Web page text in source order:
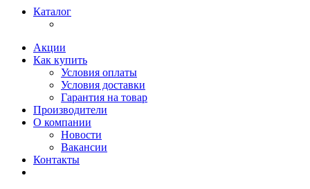
Каталог
Акции
Как купить
Условия оплаты
Условия доставки
Гарантия на товар
Производители
О компании
Новости
Вакансии
Контакты